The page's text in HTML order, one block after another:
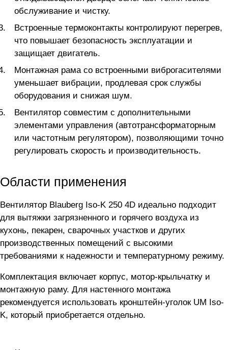
обслуживание и чистку.
Встроенные термоконтакты контролируют перегрев,
что повышает безопасность эксплуатации и
защищает двигатель.
Монтажная рама со встроенными виброгасителями
уменьшает вибрации, продлевая срок службы
оборудования и снижая шум.
Вентилятор совместим с дополнительными
элементами управления (автотрансформаторным
или частотным регулятором), позволяющими точно
регулировать скорость и производительность.
Области применения
Вентилятор Blauberg Iso-K 250 4D идеально подходит
для вытяжки загрязненного и горячего воздуха из
кухонь, пекарен, сварочных участков и других
производственных помещений с высокими
требованиями к надежности и температурному режиму.
Комплектация включает корпус, мотор-крыльчатку и
монтажную раму. Для настенного монтажа
рекомендуется использовать кронштейн-уголок UM Iso-
K, который приобретается отдельно.